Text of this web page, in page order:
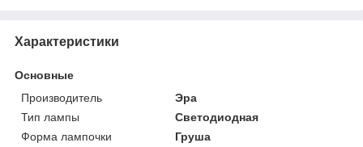
Характеристики
Основные
Производитель
Эра
Тип лампы
Светодиодная
Форма лампочки
Груша